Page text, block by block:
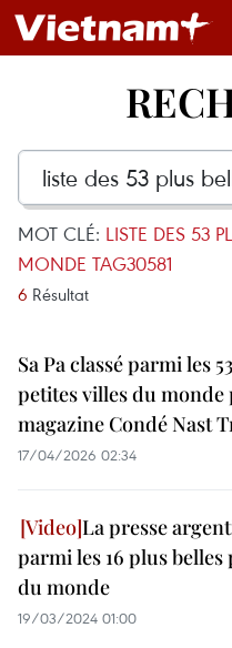
MOT CLÉ: LISTE DES 53
MONDE TAG30581
6 Résultat
Sa Pa classé parmi les
petites villes du monde
magazine Condé Nast
17/04/2026 02:34
La presse
parmi les 16 plus belles
du monde
19/03/2024 01:00